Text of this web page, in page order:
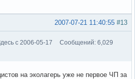
#13
2007-07-21 11:40:55
с 2006-05-17
Сообщений: 6,029
на эколагерь уже не первое ЧП за